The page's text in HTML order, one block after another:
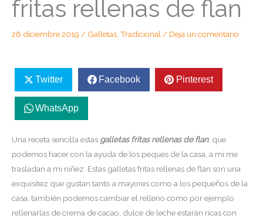
fritas rellenas de flan
26 diciembre 2019 / Galletas Tradicional / Deja un comentario
Twitter Facebook Pinterest
WhatsApp
Una receta sencilla estas galletas fritas rellenas de flan, que
podemos hacer con la ayuda de los peques de la casa, a mi me
trasladan a mi niñez. Estas galletas fritas rellenas de flan son una
exquisitez que gustan tanto a mayores como a los pequeños de la
casa, también podemos cambiar el relleno como por ejemplo
rellenarlas de crema de cacao, dulce de leche estarán ricas con